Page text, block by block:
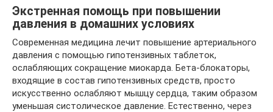
Экстренная помощь при повышении
давления в домашних условиях
Современная медицина лечит повышение артериального
давления с помощью гипотензивных таблеток,
ослабляющих сокращение миокарда. Бета-блокаторы,
входящие в состав гипотензивных средств, просто
искусственно ослабляют мышцу сердца, таким образом
уменьшая систолическое давление. Естественно, через